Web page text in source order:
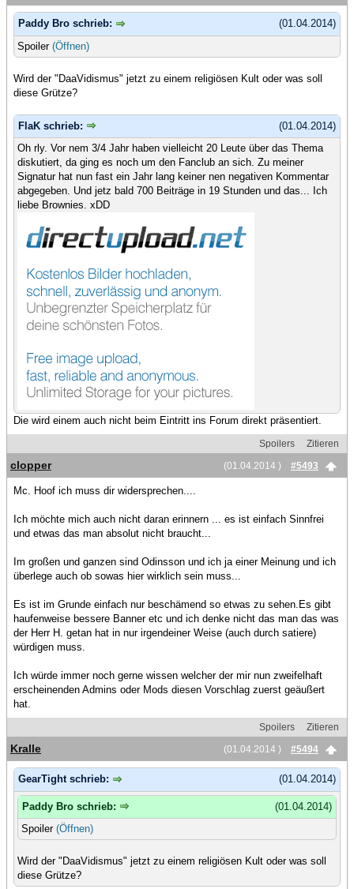
(01.04.2014)
Paddy Bro schrieb:
Spoiler (Öffnen)
Wird der "DaaVidismus" jetzt zu einem religiösen Kult oder was soll
diese Grütze?
(01.04.2014)
FlaK schrieb:
Oh rly. Vor nem 3/4 Jahr haben vielleicht 20 Leute über das Thema
diskutiert, da ging es noch um den Fanclub an sich. Zu meiner
Signatur hat nun fast ein Jahr lang keiner nen negativen Kommentar
abgegeben. Und jetz bald 700 Beiträge in 19 Stunden und das... Ich
liebe Brownies. xDD
Die wird einem auch nicht beim Eintritt ins Forum direkt präsentiert.
Spoilers
Zitieren
(01.04.2014 )
#5493
clopper
Mc. Hoof ich muss dir widersprechen....
Ich möchte mich auch nicht daran erinnern ... es ist einfach Sinnfrei
und etwas das man absolut nicht braucht...
Im großen und ganzen sind Odinsson und ich ja einer Meinung und ich
überlege auch ob sowas hier wirklich sein muss...
Es ist im Grunde einfach nur beschämend so etwas zu sehen.Es gibt
haufenweise bessere Banner etc und ich denke nicht das man das was
der Herr H. getan hat in nur irgendeiner Weise (auch durch satiere)
würdigen muss.
Ich würde immer noch gerne wissen welcher der mir nun zweifelhaft
erscheinenden Admins oder Mods diesen Vorschlag zuerst geäußert
hat.
Spoilers
Zitieren
(01.04.2014 )
#5494
Kralle
(01.04.2014)
GearTight schrieb:
(01.04.2014)
Paddy Bro schrieb:
Spoiler (Öffnen)
Wird der "DaaVidismus" jetzt zu einem religiösen Kult oder was soll
diese Grütze?